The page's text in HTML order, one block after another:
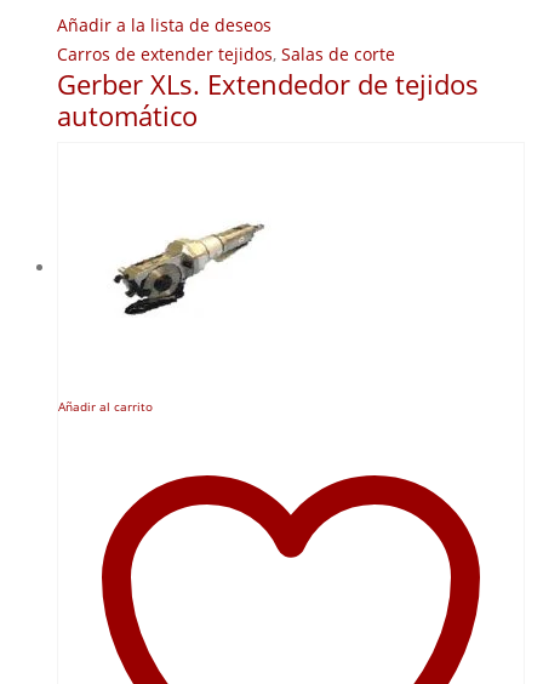
Añadir a la lista de deseos
Carros de extender tejidos, Salas de corte
Gerber XLs. Extendedor de tejidos
automático
Añadir al carrito